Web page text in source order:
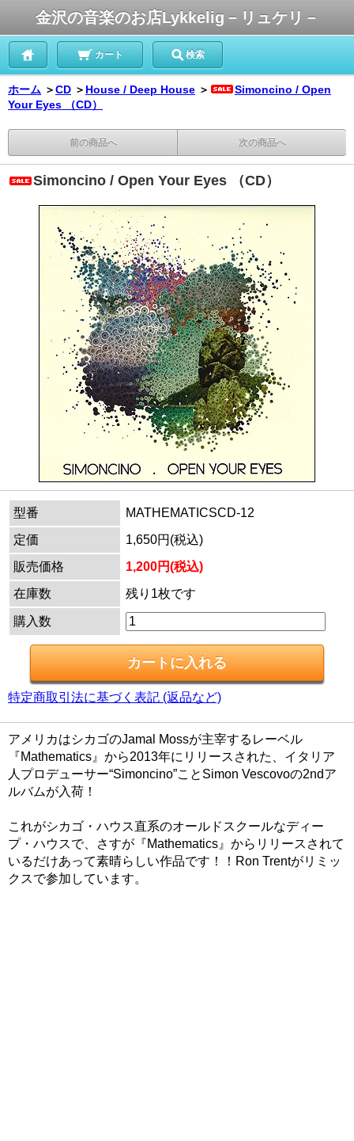
金沢の音楽のお店Lykkelig－リュケリ－
カート 検索
ホーム ＞CD ＞ House / Deep House ＞
Simoncino / Open
Your Eyes （CD）
前の商品へ 次の商品へ
Simoncino / Open Your Eyes （CD）
型番
MATHEMATICSCD-12
定価
1,650円(税込)
販売価格
1,200円(税込)
在庫数
残り1枚です
購入数
特定商取引法に基づく表記 (返品など)
アメリカはシカゴのJamal Mossが主宰するレーベル
『Mathematics』から2013年にリリースされた、イタリア
人プロデューサー“Simoncino”ことSimon Vescovoの2ndア
ルバムが入荷！
これがシカゴ・ハウス直系のオールドスクールなディー
プ・ハウスで、さすが『Mathematics』からリリースされて
いるだけあって素晴らしい作品です！！Ron Trentがリミッ
クスで参加しています。